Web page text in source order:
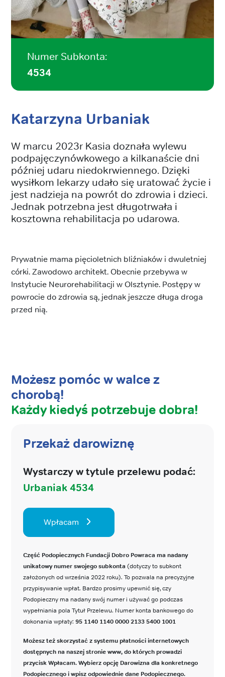
Numer Subkonta:
4534
Katarzyna Urbaniak
W marcu 2023r Kasia doznała wylewu
podpajęczynówkowego a kilkanaście dni
później udaru niedokrwiennego. Dzięki
wysiłkom lekarzy udało się uratować życie i
jest nadzieja na powrót do zdrowia i dzieci.
Jednak potrzebna jest długotrwała i
kosztowna rehabilitacja po udarowa.
Prywatnie mama pięcioletnich bliźniaków i dwuletniej
córki. Zawodowo architekt. Obecnie przebywa w
Instytucie Neurorehabilitacji w Olsztynie. Postępy w
powrocie do zdrowia są, jednak jeszcze długa droga
przed nią.
Możesz pomóc w walce z
chorobą!
Każdy kiedyś potrzebuje dobra!
Przekaż darowiznę
Wystarczy w tytule przelewu podać:
Urbaniak 4534
Wpłacam
Część Podopiecznych Fundacji Dobro Powraca ma nadany
unikatowy numer swojego subkonta (dotyczy to subkont
założonych od września 2022 roku). To pozwala na precyzyjne
przypisywanie wpłat. Bardzo prosimy upewnić się, czy
Podopieczny ma nadany swój numer i używać go podczas
wypełniania pola Tytuł Przelewu. Numer konta bankowego do
dokonania wpłaty: 95 1140 1140 0000 2133 5400 1001
Możesz też skorzystać z systemu płatności internetowych
dostępnych na naszej stronie www, do których prowadzi
przycisk Wpłacam. Wybierz opcję Darowizna dla konkretnego
Podopiecznego i wpisz odpowiednie dane Podopiecznego.